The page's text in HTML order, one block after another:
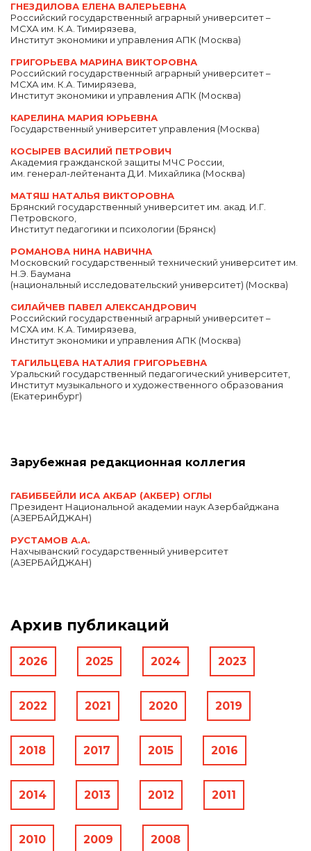
ГНЕЗДИЛОВА ЕЛЕНА ВАЛЕРЬЕВНА
Российский государственный аграрный университет –
МСХА им. К.А. Тимирязева,
Институт экономики и управления АПК (Москва)
ГРИГОРЬЕВА МАРИНА ВИКТОРОВНА
Российский государственный аграрный университет –
МСХА им. К.А. Тимирязева,
Институт экономики и управления АПК (Москва)
КАРЕЛИНА МАРИЯ ЮРЬЕВНА
Государственный университет управления (Москва)
КОСЫРЕВ ВАСИЛИЙ ПЕТРОВИЧ
Академия гражданской защиты МЧС России,
им. генерал-лейтенанта Д.И. Михайлика (Москва)
МАТЯШ НАТАЛЬЯ ВИКТОРОВНА
Брянский государственный университет им. акад. И.Г.
Петровского,
Институт педагогики и психологии (Брянск)
РОМАНОВА НИНА НАВИЧНА
Московский государственный технический университет им.
Н.Э. Баумана
(национальный исследовательский университет) (Москва)
СИЛАЙЧЕВ ПАВЕЛ АЛЕКСАНДРОВИЧ
Российский государственный аграрный университет –
МСХА им. К.А. Тимирязева,
Институт экономики и управления АПК (Москва)
ТАГИЛЬЦЕВА НАТАЛИЯ ГРИГОРЬЕВНА
Уральский государственный педагогический университет
Институт музыкального и художественного образования
(Екатеринбург)
Зарубежная редакционная коллегия
ГАБИББЕЙЛИ ИСА АКБАР (АКБЕР) ОГЛЫ
Президент Национальной академии наук Азербайджана
(АЗЕРБАЙДЖАН)
РУСТАМОВ А.А.
Нахчыванский государственный университет
(АЗЕРБАЙДЖАН)
Архив публикаций
2026 2025 2024 2023
2022 2021 2020 2019
2018 2017 2015 2016
2014 2013 2012 2011
2010 2009 2008